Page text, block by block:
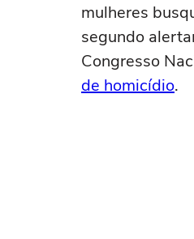
mulheres
segundo
Congresso
de homicídio.